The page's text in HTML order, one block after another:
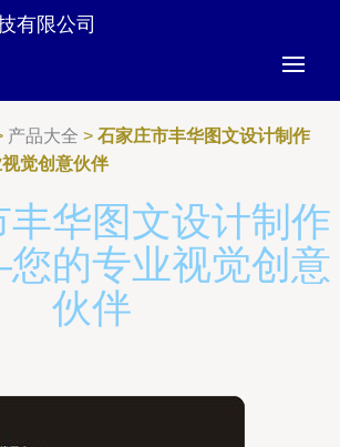
有限公司
产品大全 > 石家庄市丰华图文设计制作
觉创意伙伴
华图文设计制作
的专业视觉创意
伙伴